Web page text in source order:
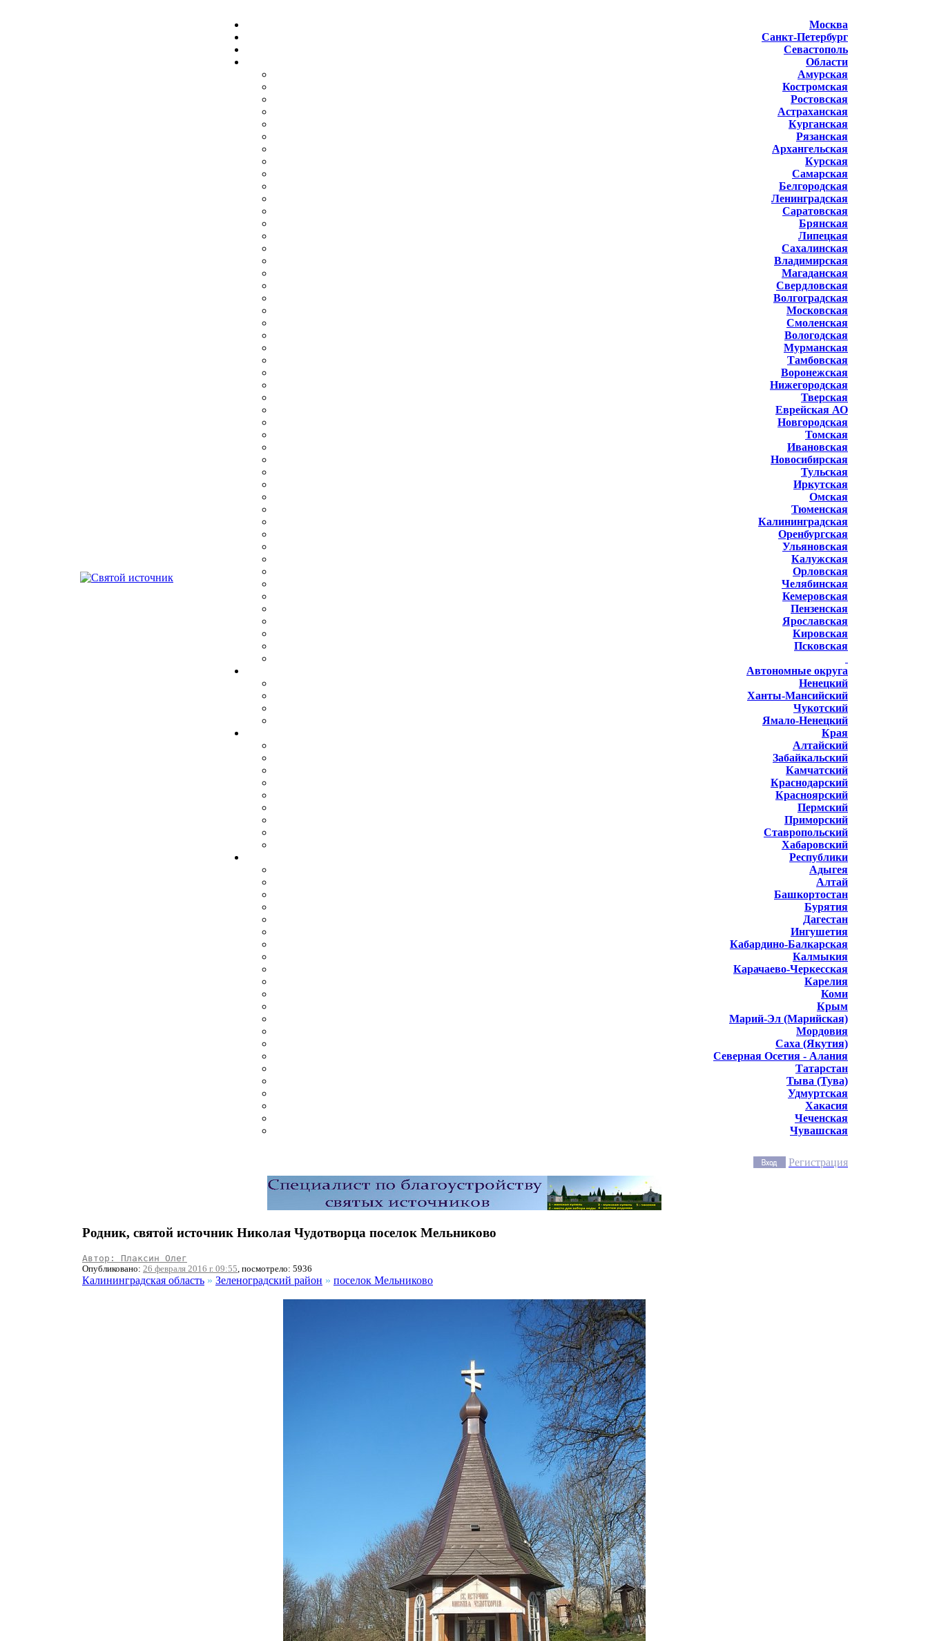
Москва
Санкт-Петербург
Севастополь
Области
Амурская
Костромская
Ростовская
Астраханская
Курганская
Рязанская
Архангельская
Курская
Самарская
Белгородская
Ленинградская
Саратовская
Брянская
Липецкая
Сахалинская
Владимирская
Магаданская
Свердловская
Волгоградская
Московская
Смоленская
Вологодская
Мурманская
Тамбовская
Воронежская
Нижегородская
Тверская
Еврейская АО
Новгородская
Томская
Ивановская
Новосибирская
Тульская
Иркутская
Омская
Тюменская
Калининградская
Оренбургская
Ульяновская
Калужская
Орловская
Челябинская
Кемеровская
Пензенская
Ярославская
Кировская
Псковская
Автономные округа
Ненецкий
Ханты-Мансийский
Чукотский
Ямало-Ненецкий
Края
Алтайский
Забайкальский
Камчатский
Краснодарский
Красноярский
Пермский
Приморский
Ставропольский
Хабаровский
Республики
Адыгея
Алтай
Башкортостан
Бурятия
Дагестан
Ингушетия
Кабардино-Балкарская
Калмыкия
Карачаево-Черкесская
Карелия
Коми
Крым
Марий-Эл (Марийская)
Мордовия
Саха (Якутия)
Северная Осетия - Алания
Татарстан
Тыва (Тува)
Удмуртская
Хакасия
Чеченская
Чувашская
Регистрация
Родник, святой источник Николая Чудотворца поселок Мельниково
Автор: Плаксин Олег
Опубликовано: 26 февраля 2016 г. 09:55, посмотрело: 5936
Калининградская область » Зеленоградский район » поселок Мельниково